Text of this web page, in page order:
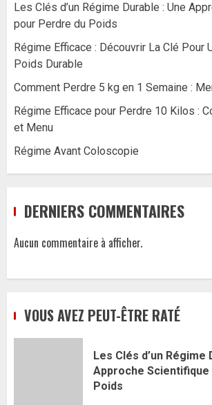
Les Clés d’un Régime Durable : Une
pour Perdre du Poids
Régime Efficace : Découvrir La Clé Pour
Poids Durable
Comment Perdre 5 kg en 1 Semaine :
Régime Efficace pour Perdre 10 Kilos :
et Menu
Régime Avant Coloscopie
DERNIERS COMMENTAIRES
Aucun commentaire à afficher.
VOUS AVEZ PEUT-ÊTRE RATÉ
Les Clés d’un Régime
Approche
Poids